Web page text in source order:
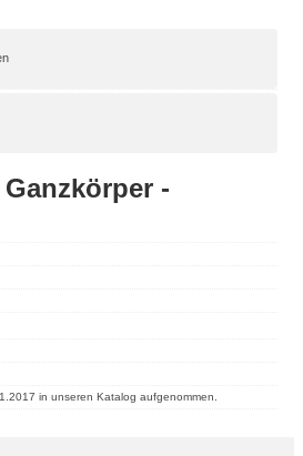
-
in unseren Katalog aufgenommen.